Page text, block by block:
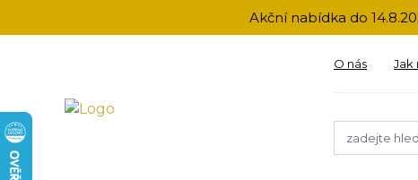
Akční nabídka do
O nás Jak